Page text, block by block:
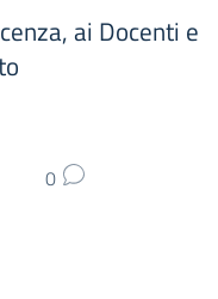
ai Docenti e
0